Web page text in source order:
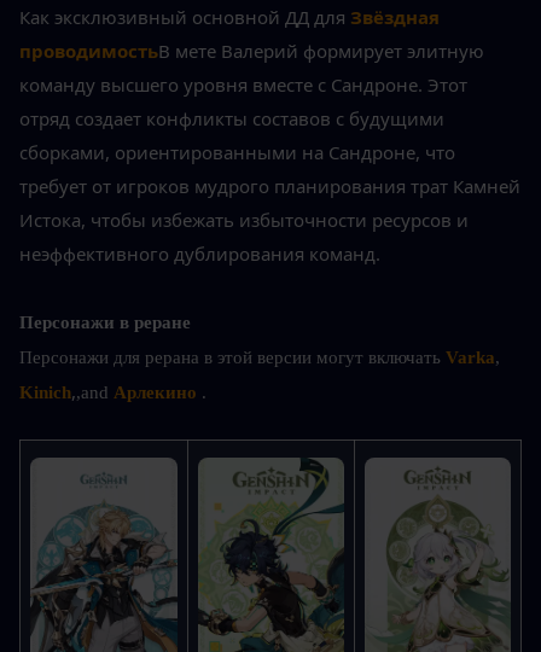
Как эксклюзивный основной ДД для Звёздная
проводимостьВ мете Валерий формирует элитную
команду высшего уровня вместе с Сандроне. Этот
отряд создает конфликты составов с будущими
сборками, ориентированными на Сандроне, что
требует от игроков мудрого планирования трат Камней
Истока, чтобы избежать избыточности ресурсов и
неэффективного дублирования команд.
Персонажи в реране
Персонажи для рерана в этой версии могут включать Varka
Kinich,,and Арлекино .